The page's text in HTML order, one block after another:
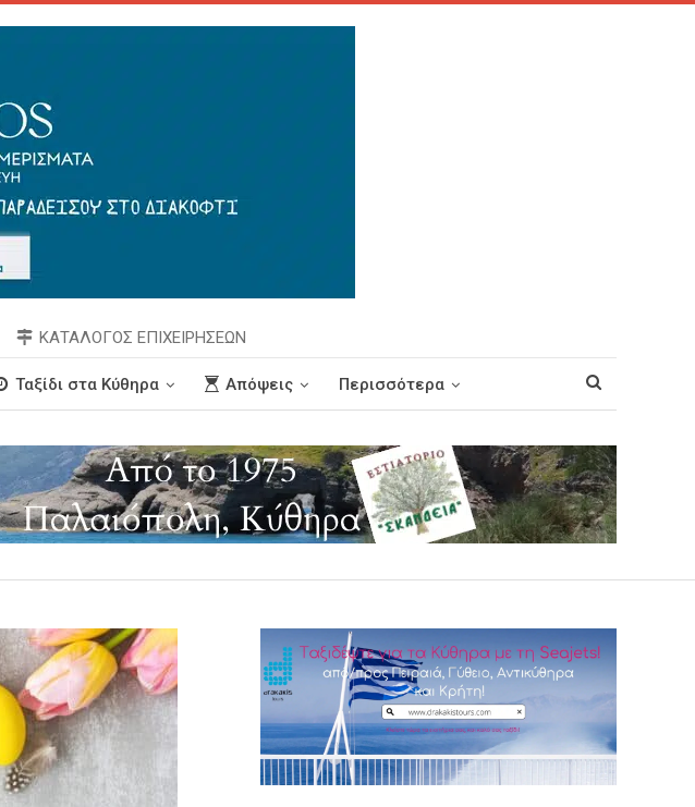
ΚΑΤΑΛΟΓΟΣ ΕΠΙΧΕΙΡΗΣΕΩΝ
Ταξίδι στα Κύθηρα Απόψεις Περισσότερα